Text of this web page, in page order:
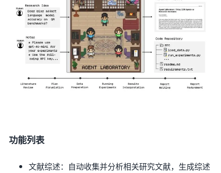
功能列表
文献综述：自动收集并分析相关研究文献，生成综述